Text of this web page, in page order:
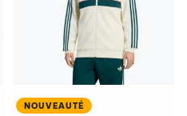
NOUVEAUTÉ